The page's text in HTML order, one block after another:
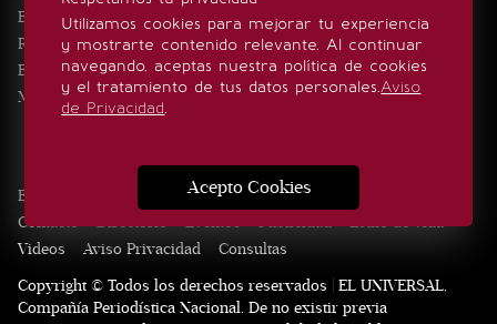
Utilizamos cookies para mejorar tu experiencia
y mostrarte contenido relevante. Al continuar
navegando, aceptas nuestra política de cookies
y el tratamiento de tus datos personales.Aviso
de Privacidad.
Acepto Cookies
Eventos
Realeza
Estilo de vida
Minuto x Minuto
SÍGUENOS
Edición Impresa Noticias Quiénes somos
Contacto
Directorio Eventos Publicidad
Estilo de vida
Videos
Aviso Privacidad
Consultas
Copyright © Todos los derechos reservados | EL UNIVERSAL,
Compañía Periodística Nacional. De no existir previa